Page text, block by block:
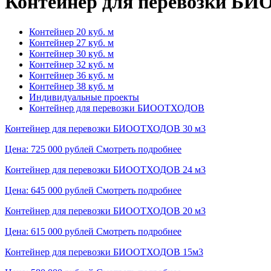
Контейнер 20 куб. м
Контейнер 27 куб. м
Контейнер 30 куб. м
Контейнер 32 куб. м
Контейнер 36 куб. м
Контейнер 38 куб. м
Индивидуальные проекты
Контейнер для перевозки БИООТХОДОВ
Контейнер для перевозки БИООТХОДОВ 30 м3
Цена: 725 000 рублей Смотреть подробнее
Контейнер для перевозки БИООТХОДОВ 24 м3
Цена: 645 000 рублей Смотреть подробнее
Контейнер для перевозки БИООТХОДОВ 20 м3
Цена: 615 000 рублей Смотреть подробнее
Контейнер для перевозки БИООТХОДОВ 15м3